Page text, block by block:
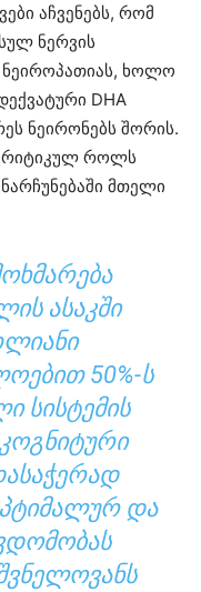
აჩვენებს, რომ
ნერვის
ხოლო
DHA
ნეირონებს შორის.
კრიტიკულ როლს
მთელი
ᲐᲡᲐᲙᲨᲘ
50%-Ს
ᲡᲘᲡᲢᲔᲛᲘᲡ
ᲓᲐ